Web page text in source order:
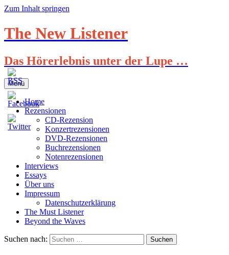
Zum Inhalt springen
The New Listener
Das Hörerlebnis unter der Lupe …
Menü
Home
Rezensionen
CD-Rezension
Konzertrezensionen
DVD-Rezensionen
Buchrezensionen
Notenrezensionen
Interviews
Essays
Über uns
Impressum
Datenschutzerklärung
The Must Listener
Beyond the Waves
Suchen nach: